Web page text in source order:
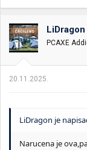
o
v
a
n
:
LiDragon
PCAXE
20.11.2025.
LiDragon je
Narucena je